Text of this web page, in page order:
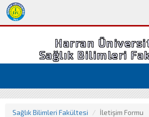
Harran
Sağlık Bilimleri
Sağlık Bilimleri Fakültesi İletişim Formu